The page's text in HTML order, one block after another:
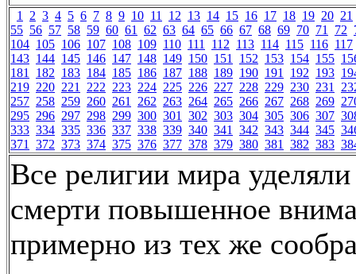
1 2 3 4 5 6 7 8 9 10 11 12 13 14 15 16 17 18 19 20 21
55 56 57 58 59 60 61 62 63 64 65 66 67 68 69 70 71 72
104 105 106 107 108 109 110 111 112 113 114 115 116 117
143 144 145 146 147 148 149 150 151 152 153 154 155
181 182 183 184 185 186 187 188 189 190 191 192 193
219 220 221 222 223 224 225 226 227 228 229 230 231
257 258 259 260 261 262 263 264 265 266 267 268 269
295 296 297 298 299 300 301 302 303 304 305 306 307
333 334 335 336 337 338 339 340 341 342 343 344 345
371 372 373 374 375 376 377 378 379 380 381 382 383
Все религии мира
смерти повышенное
примерно из тех же